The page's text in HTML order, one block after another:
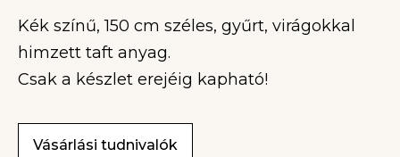
Kék színű, 150 cm széles, gyűrt, virágokkal
himzett taft anyag.
Csak a készlet erejéig kapható!
Vásárlási tudnivalók